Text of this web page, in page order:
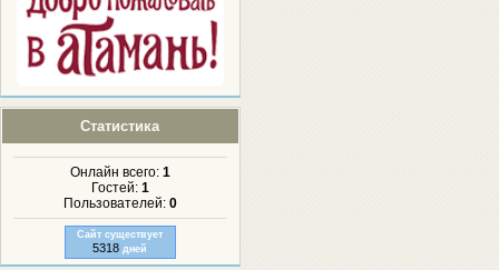
Статистика
Онлайн всего: 1
Гостей: 1
Пользователей: 0
Сайт существует
5318 дней